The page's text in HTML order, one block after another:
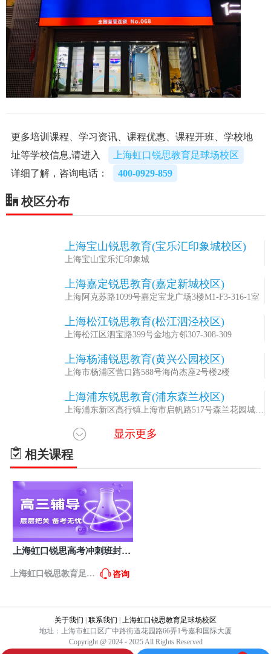
更多培训课程、学习资讯、课程优惠、课程开班、学校地
址等学校信息,请进入
上海虹口锐思教育足球场校区
详细了解，咨询电话：
400-0929-859
校区分布
上海宝山锐思教育(宝乐汇印象城校区)
上海宝山宝乐汇印象城
上海嘉定锐思教育(嘉定新城校区)
上海阿克苏路1099号嘉定宝龙广场3楼M1-F3-316-1室
上海松江锐思教育(松江泗泾校区)
上海松江区泗宝路399号金地方邻307-308-309
上海杨浦锐思教育(黄兴公园校区)
上海市杨浦区营口路588号海尚杰座2号楼2楼
上海浦东锐思教育(浦东森兰校区)
上海浦东新区高行镇上海市启帆路517号森兰花园城2
上海虹口锐思教育足球场校区
上海市虹口区广中路街道花园路66弄1号嘉和国际大厦
7 上海虹口锐思教育虹口瑞虹校区
上海市虹口区临平路123号瑞虹生活广场F2
上海锐思教育宝山大华校区
上海市普陀区万里街道大华虎城商务中心三楼
9 上海锐思教育宝山牡丹江校区
上海锐思教育宝山万达校区
上海市宝山区万达金街2楼
显示更多
相关课程
上海虹口锐思高考冲刺班封闭
上海虹口锐思教育足球 咨询
关于我们 | 联系我们 |
上海虹口锐思教育足球场校区
地址：上海市虹口区广中路街道花园路66弄1号嘉和国际大厦
Copyright @ 2024 - 2025 All Rights Reserved